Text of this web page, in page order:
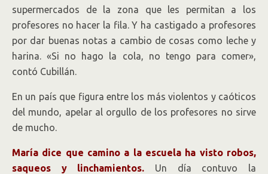
supermercados de la zona que les permitan a los
profesores no hacer la fila. Y ha castigado a profesores
por dar buenas notas a cambio de cosas como leche y
harina. «Si no hago la cola, no tengo para comer»,
contó Cubillán.
En un país que figura entre los más violentos y caóticos
del mundo, apelar al orgullo de los profesores no sirve
de mucho.
María dice que camino a la escuela ha visto robos,
saqueos y linchamientos. Un día contuvo la